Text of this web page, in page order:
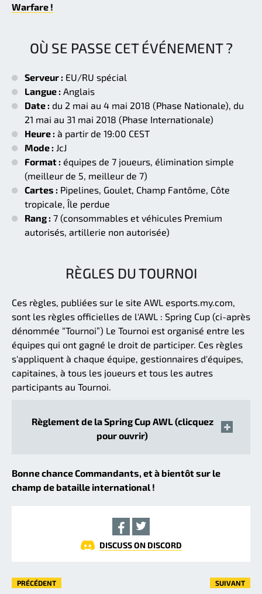
Warfare !
OÙ SE PASSE CET ÉVÉNEMENT ?
Serveur : EU/RU spécial
Langue : Anglais
Date : du 2 mai au 4 mai 2018 (Phase Nationale), du
21 mai au 31 mai 2018 (Phase Internationale)
Heure : à partir de 19:00 CEST
Mode : JcJ
Format : équipes de 7 joueurs, élimination simple
(meilleur de 5, meilleur de 7)
Cartes : Pipelines, Goulet, Champ Fantôme, Côte
tropicale, Île perdue
Rang : 7 (consommables et véhicules Premium
autorisés, artillerie non autorisée)
RÈGLES DU TOURNOI
Ces règles, publiées sur le site AWL esports.my.com,
sont les règles officielles de l'AWL : Spring Cup (ci-après
dénommée “Tournoi”) Le Tournoi est organisé entre les
équipes qui ont gagné le droit de participer. Ces règles
s'appliquent à chaque équipe, gestionnaires d'équipes,
capitaines, à tous les joueurs et tous les autres
participants au Tournoi.
Règlement de la Spring Cup AWL (clicquez
pour ouvrir)
Bonne chance Commandants, et à bientôt sur le
champ de bataille international !
DISCUSS ON DISCORD
PRÉCÉDENT SUIVANT